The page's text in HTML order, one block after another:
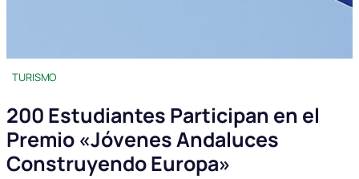
TURISMO
200 Estudiantes Participan en el
Premio «Jóvenes Andaluces
Construyendo Europa»